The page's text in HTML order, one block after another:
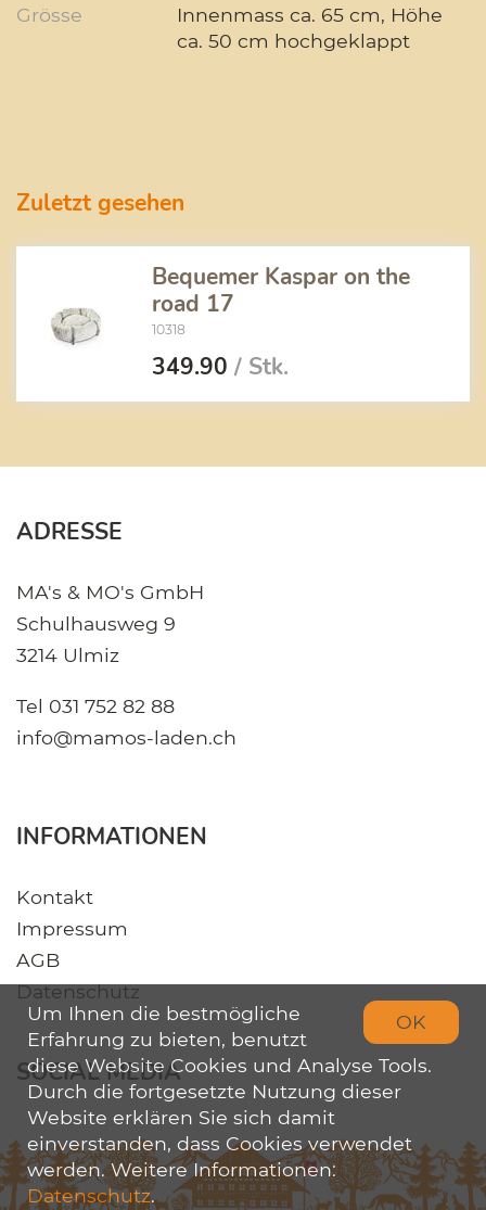
Grösse
Innenmass ca. 65 cm, Höhe
ca. 50 cm hochgeklappt
Zuletzt gesehen
Bequemer Kaspar on the
road 17
10318
349.90 / Stk.
ADRESSE
MA's & MO's GmbH
Schulhausweg 9
3214 Ulmiz
Tel 031 752 82 88
info@mamos-laden.ch
INFORMATIONEN
Kontakt
Impressum
AGB
Datenschutz
SOCIAL MEDIA
OK
Um Ihnen die bestmögliche
Erfahrung zu bieten, benutzt
diese Website Cookies und Analyse Tools.
Durch die fortgesetzte Nutzung dieser
Website erklären Sie sich damit
einverstanden, dass Cookies verwendet
werden. Weitere Informationen:
Datenschutz.